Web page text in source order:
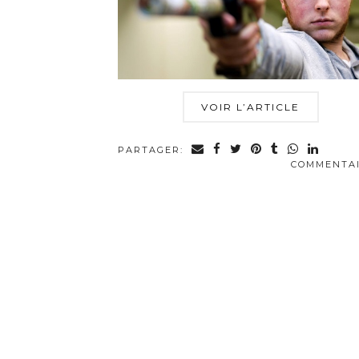
VOIR L’ARTICLE
PARTAGER: